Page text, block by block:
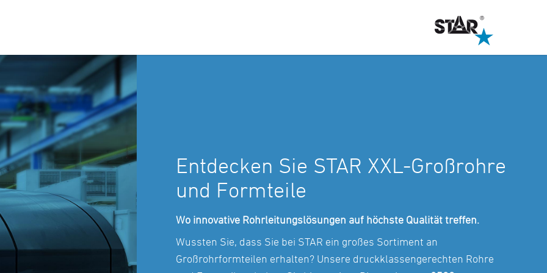
Entdecken Sie STAR XXL-Großrohre
und Formteile
Wo innovative Rohrleitungslösungen auf höchste Qualität treffen.
Wussten Sie, dass Sie bei STAR ein großes Sortiment an
Großrohrformteilen erhalten? Unsere druckklassengerechten Rohre